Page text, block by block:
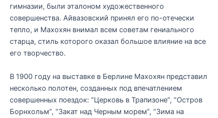
гимназии, были эталоном художественного
совершенства. Айвазовский принял его по-отечески
тепло, и Махохян внимал всем советам гениального
старца, стиль которого оказал большое влияние на все
его творчество.
В 1900 году на выставке в Берлине Махохян представил
несколько полотен, созданных под впечатлением
совершенных поездок: “Церковь в Трапизоне”, “Остров
Борнхольм”, “Закат над Черным морем”, “Зима на